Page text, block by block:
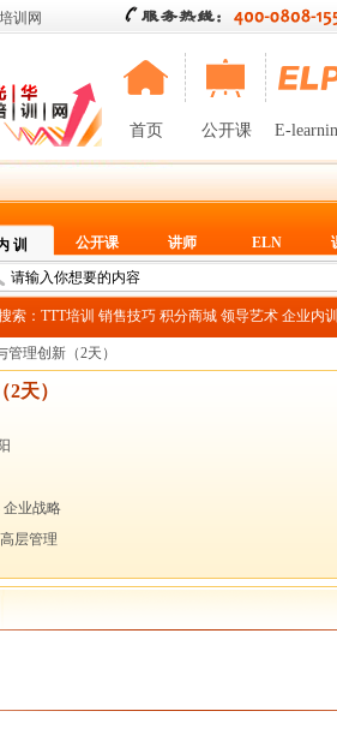
训网
首页 公开课 E-
训 公开课 讲师 ELN
索： TTT培训 销售技巧 积分商城 领导艺术 企业内训
管理创新（2天）
天）
企业战略
层管理